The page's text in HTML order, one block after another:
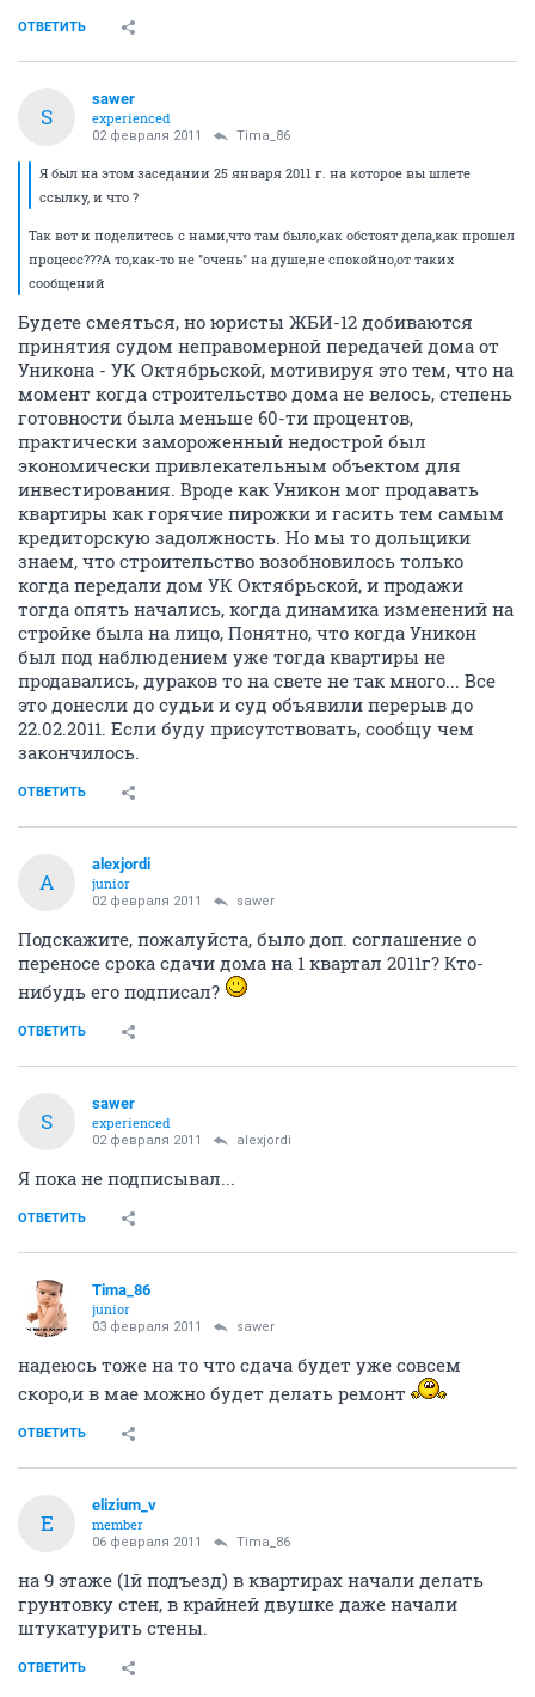
ОТВЕТИТЬ
S
sawer
experienced
02 февраля 2011 Tima_86
Я был на этом заседании 25 января 2011 г. на которое вы шлете
ссылку, и что ?
Так вот и поделитесь с нами,что там было,как обстоят дела,как прошел
процесс???А то,как-то не "очень" на душе,не спокойно,от таких
сообщений
Будете смеяться, но юристы ЖБИ-12 добиваются
принятия судом неправомерной передачей дома от
Уникона - УК Октябрьской, мотивируя это тем, что на
момент когда строительство дома не велось, степень
готовности была меньше 60-ти процентов,
практически замороженный недострой был
экономически привлекательным объектом для
инвестирования. Вроде как Уникон мог продавать
квартиры как горячие пирожки и гасить тем самым
кредиторскую задолжность. Но мы то дольщики
знаем, что строительство возобновилось только
когда передали дом УК Октябрьской, и продажи
тогда опять начались, когда динамика изменений на
стройке была на лицо, Понятно, что когда Уникон
был под наблюдением уже тогда квартиры не
продавались, дураков то на свете не так много... Все
это донесли до судьи и суд объявили перерыв до
22.02.2011. Если буду присутствовать, сообщу чем
закончилось.
ОТВЕТИТЬ
A
alexjordi
junior
02 февраля 2011 sawer
Подскажите, пожалуйста, было доп. соглашение о
переносе срока сдачи дома на 1 квартал 2011г? Кто-
нибудь его подписал?
ОТВЕТИТЬ
S
sawer
experienced
02 февраля 2011 alexjordi
Я пока не подписывал...
ОТВЕТИТЬ
Tima_86
junior
03 февраля 2011 sawer
надеюсь тоже на то что сдача будет уже совсем
скоро,и в мае можно будет делать ремонт
ОТВЕТИТЬ
E
elizium_v
member
06 февраля 2011 Tima_86
на 9 этаже (1й подъезд) в квартирах начали делать
грунтовку стен, в крайней двушке даже начали
штукатурить стены.
ОТВЕТИТЬ